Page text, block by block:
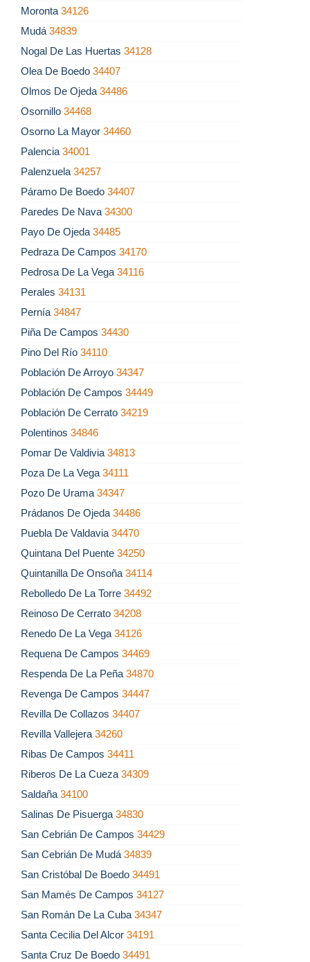
Moronta 34126
Mudá 34839
Nogal De Las Huertas 34128
Olea De Boedo 34407
Olmos De Ojeda 34486
Osornillo 34468
Osorno La Mayor 34460
Palencia 34001
Palenzuela 34257
Páramo De Boedo 34407
Paredes De Nava 34300
Payo De Ojeda 34485
Pedraza De Campos 34170
Pedrosa De La Vega 34116
Perales 34131
Pernía 34847
Piña De Campos 34430
Pino Del Río 34110
Población De Arroyo 34347
Población De Campos 34449
Población De Cerrato 34219
Polentinos 34846
Pomar De Valdivia 34813
Poza De La Vega 34111
Pozo De Urama 34347
Prádanos De Ojeda 34486
Puebla De Valdavia 34470
Quintana Del Puente 34250
Quintanilla De Onsoña 34114
Rebolledo De La Torre 34492
Reinoso De Cerrato 34208
Renedo De La Vega 34126
Requena De Campos 34469
Respenda De La Peña 34870
Revenga De Campos 34447
Revilla De Collazos 34407
Revilla Vallejera 34260
Ribas De Campos 34411
Riberos De La Cueza 34309
Saldaña 34100
Salinas De Pisuerga 34830
San Cebrián De Campos 34429
San Cebrián De Mudá 34839
San Cristóbal De Boedo 34491
San Mamés De Campos 34127
San Román De La Cuba 34347
Santa Cecilia Del Alcor 34191
Santa Cruz De Boedo 34491